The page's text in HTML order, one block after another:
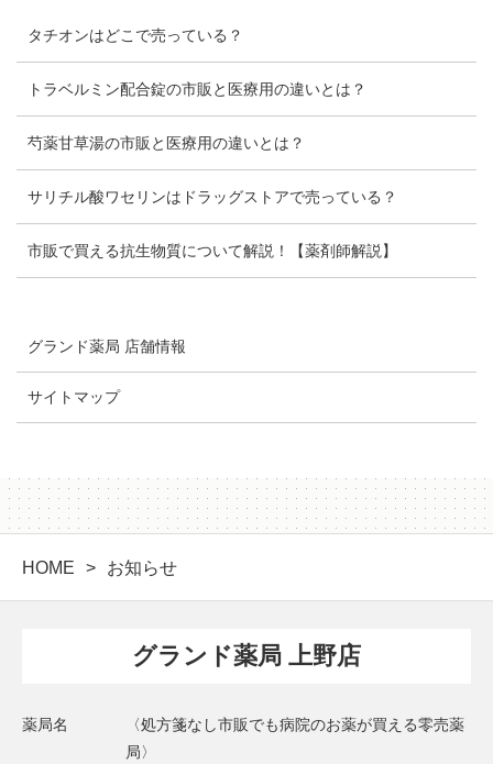
HOME お知らせ
タチオンはどこで売っている？
トラベルミン配合錠の市販と医療用の違いとは？
芍薬甘草湯の市販と医療用の違いとは？
サリチル酸ワセリンはドラッグストアで売っている？
市販で買える抗生物質について解説！【薬剤師解説】
グランド薬局 店舗情報
サイトマップ
グランド薬局 上野店
薬局名
〈処方箋なし市販でも病院のお薬が買える零売薬
局〉